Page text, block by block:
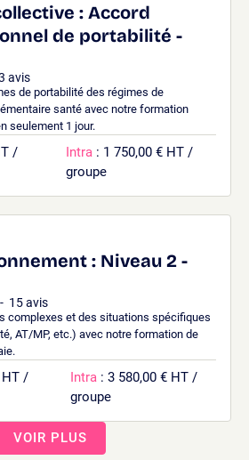
: Accord
de portabilité -
avis
de portabilité des régimes de
santé avec notre formation
seulement 1 jour.
/
Intra : 1 750,00 € HT /
groupe
: Niveau 2 -
- 15avis
complexes et des situations spécifiques
AT/MP, etc.) avec notre formation de
HT /
Intra : 3 580,00 € HT /
groupe
VOIR PLUS